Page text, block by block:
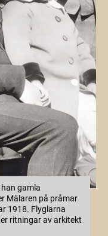
gamla
Mälaren på pråmar
1918. Flyglarna
ritningar av arkitekt